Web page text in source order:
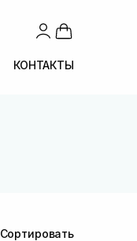
КОНТАКТЫ
Сортировать